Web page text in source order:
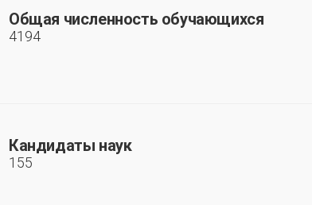
Общая численность обучающихся
4194
Кандидаты наук
155